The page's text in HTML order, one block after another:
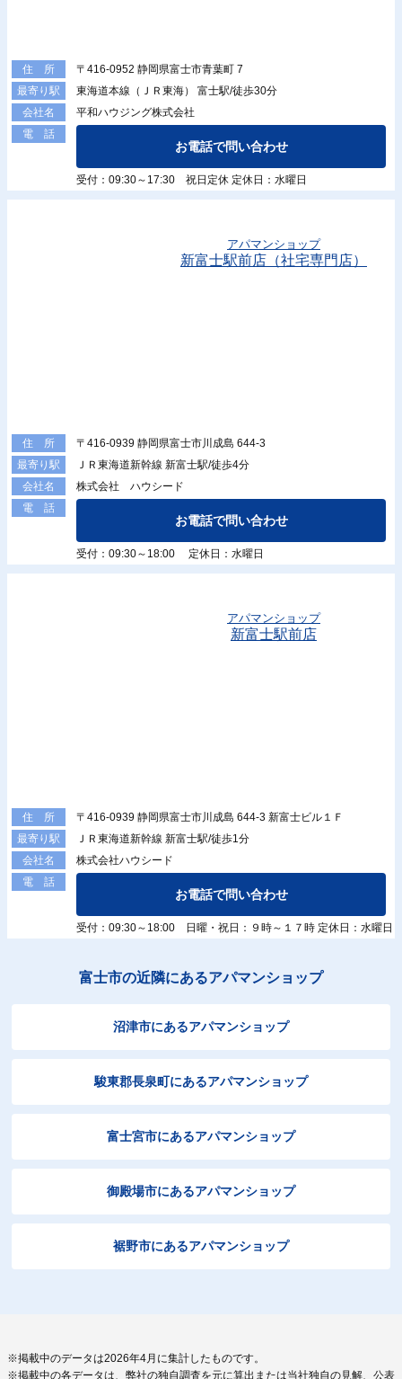
住 所
〒416-0952 静岡県富士市青葉町 7
最寄り駅
東海道本線（ＪＲ東海） 富士駅/徒歩30分
会社名
平和ハウジング株式会社
電 話
お電話で問い合わせ
受付：09:30～17:30 祝日定休 定休日：水曜日
アパマンショップ
新富士駅前店（社宅専門店）
住 所
〒416-0939 静岡県富士市川成島 644-3
最寄り駅
ＪＲ東海道新幹線 新富士駅/徒歩4分
会社名
株式会社 ハウシード
電 話
お電話で問い合わせ
受付：09:30～18:00 定休日：水曜日
アパマンショップ
新富士駅前店
住 所
〒416-0939 静岡県富士市川成島 644-3 新富士ビル１Ｆ
最寄り駅
ＪＲ東海道新幹線 新富士駅/徒歩1分
会社名
株式会社ハウシード
電 話
お電話で問い合わせ
受付：09:30～18:00 日曜・祝日：９時～１７時 定休日：水曜日
富士市の近隣にあるアパマンショップ
沼津市にあるアパマンショップ
駿東郡長泉町にあるアパマンショップ
富士宮市にあるアパマンショップ
御殿場市にあるアパマンショップ
裾野市にあるアパマンショップ
※掲載中のデータは2026年4月に集計したものです。
※掲載中の各データは、弊社の独自調査を元に算出または当社独自の見解、公表